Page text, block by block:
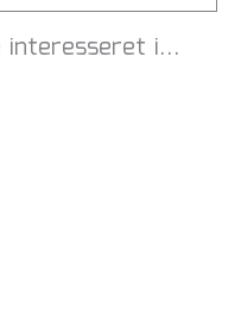
interesseret i…